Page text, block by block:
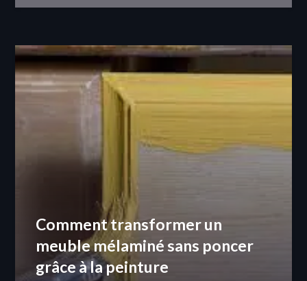
Comment transformer un
meuble mélaminé sans poncer
grâce à la peinture